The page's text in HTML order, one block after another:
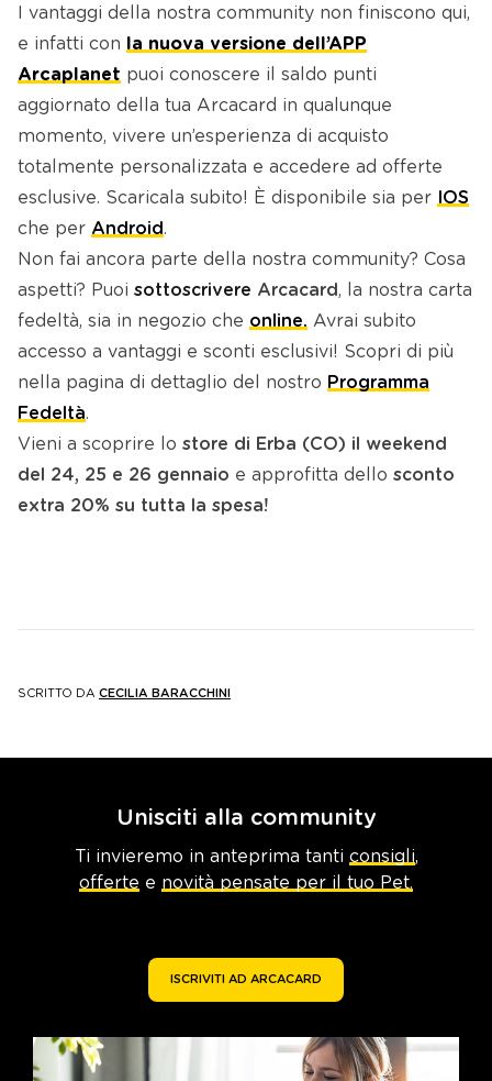
I vantaggi della nostra community non finiscono qui,
e infatti con
la nuova versione dell’APP
Arcaplanet puoi conoscere il saldo punti
aggiornato della tua Arcacard in qualunque
momento, vivere un’esperienza di acquisto
totalmente personalizzata e accedere ad offerte
esclusive. Scaricala subito! È disponibile sia per
IOS
che per Android .
Non fai ancora parte della nostra community? Cosa
aspetti? Puoi sottoscrivere Arcacard , la nostra carta
fedeltà, sia in negozio che online. Avrai subito
accesso a vantaggi e sconti esclusivi! Scopri di più
nella pagina di dettaglio del nostro Programma
Fedeltà.
Vieni a scoprire lo store di Erba (CO) il weekend
del 24, 25 e 26 gennaio e approfitta dello sconto
extra 20% su tutta la spesa!
SCRITTO DA CECILIA BARACCHINI
Unisciti alla community
Ti invieremo in anteprima tanti consigli,
offerte e novità pensate per il tuo Pet.
ISCRIVITI AD ARCACARD